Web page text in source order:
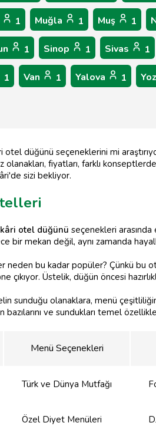
1 Muğla 1 Muş 1
1 Sinop 1 Sivas 1
1 Van 1 Yalova 1
otel düğünü seçeneklerini mi
olanakları, fiyatları, farklı
sizi bekliyor.
otel düğünü seçenekleri arasında
bir mekan değil, aynı zamanda
neden bu kadar popüler? Çünkü bu
Üstelik, düğün öncesi
sunduğu olanaklara, menü
ve sundukları temel
Menü Seçenekleri
Türk ve Dünya Mutfağı
Özel Diyet Menüleri